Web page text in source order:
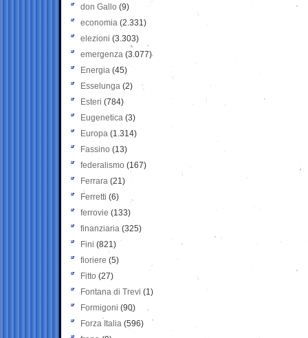
don Gallo (9)
economia (2.331)
elezioni (3.303)
emergenza (3.077)
Energia (45)
Esselunga (2)
Esteri (784)
Eugenetica (3)
Europa (1.314)
Fassino (13)
federalismo (167)
Ferrara (21)
Ferretti (6)
ferrovie (133)
finanziaria (325)
Fini (821)
fioriere (5)
Fitto (27)
Fontana di Trevi (1)
Formigoni (90)
Forza Italia (596)